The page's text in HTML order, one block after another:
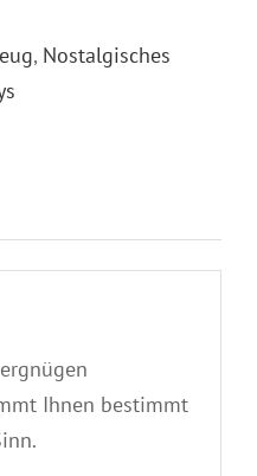
, Nostalgisches
Ihnen bestimmt